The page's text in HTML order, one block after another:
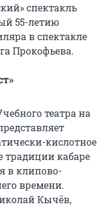
спектакль
55-летию
в спектакле
Прокофьева.
театра на
кислотное
традиции кабаре
в клипово-
времени.
Кычёв,